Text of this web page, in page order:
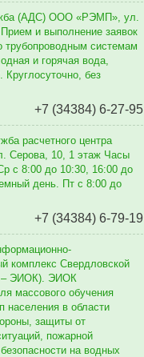
(АДС) ООО «РЭМП», ул.
и выполнение заявок
трубопроводным системам
и горячая вода,
Круглосуточно, без
+7 (34384) 6-27-95
расчетного центра
Серова, 10, 1 этаж Часы
с 8:00 до 10:30, 16:00 до
день. Пт с 8:00 до
+7 (34384) 6-79-19
комплекс Свердловской
– ЭИОК). ЭИОК
массового обучения
населения в области
защиты от
пожарной
на водных